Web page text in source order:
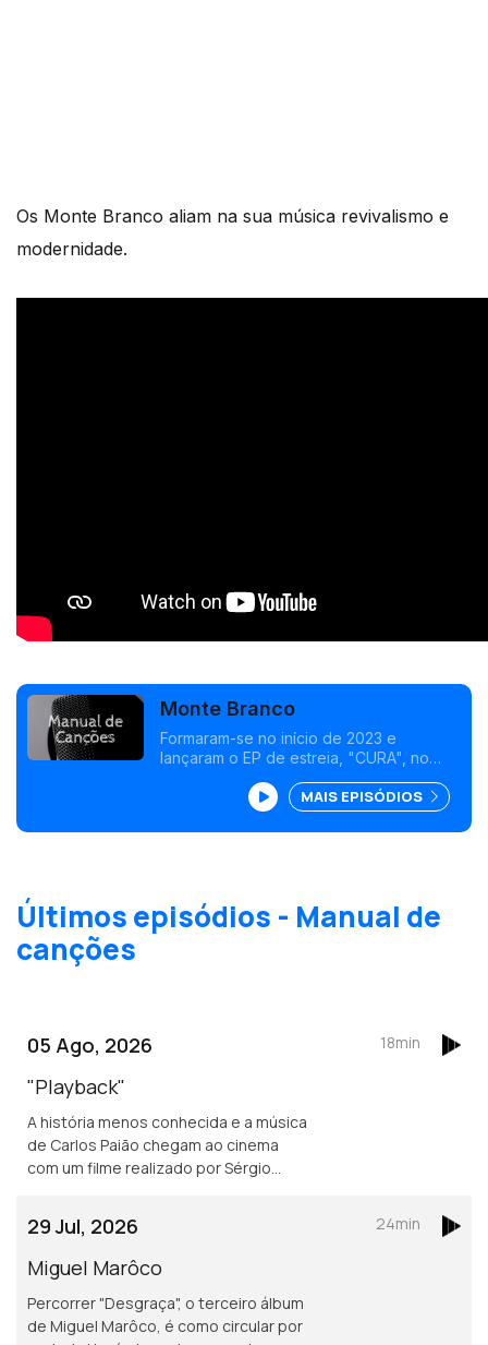
Os Monte Branco aliam na sua música revivalismo e
modernidade.
Monte Branco
Formaram-se no início de 2023 e
lançaram o EP de estreia, "CURA", no
aliam na sua música revivalismo e
modernidade.
MAIS EPISÓDIOS
Últimos episódios - Manual de
canções
05 Ago, 2026
"Playback"
A história menos conhecida e a música
de Carlos Paião chegam ao cinema
com um filme realizado por Sérgio
18min
29 Jul, 2026
Miguel Marôco
Percorrer "Desgraça", o terceiro álbum
de Miguel Marôco, é como circular por
24min